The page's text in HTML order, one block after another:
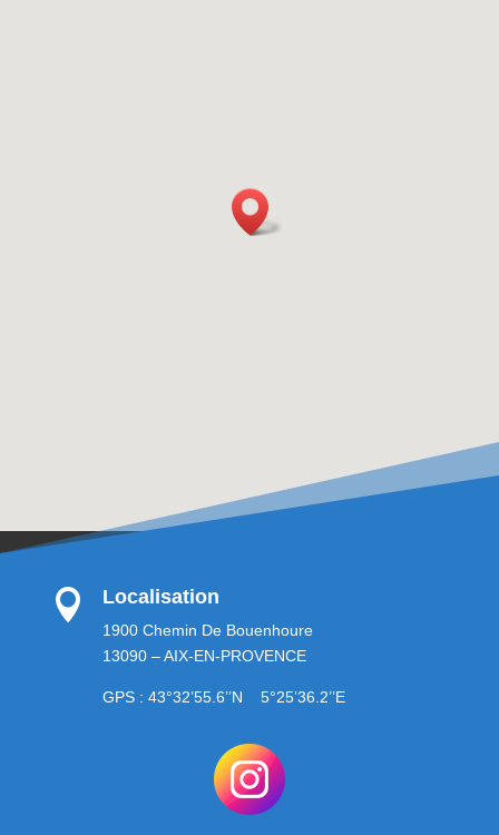
 Localisation
1900 Chemin De Bouenhoure
13090 – AIX-EN-PROVENCE
GPS : 43°32’55.6’’N 5°25’36.2’’E